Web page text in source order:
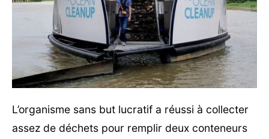
L’organisme sans but lucratif a réussi à collecter
assez de déchets pour remplir deux conteneurs